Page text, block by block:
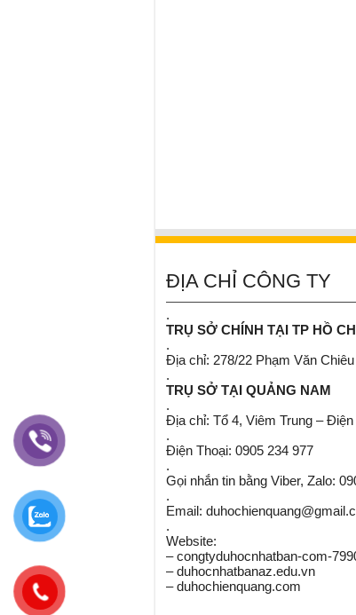
ĐỊA CHỈ CÔNG TY
.
TRỤ SỞ CHÍNH TẠI TP HỒ
.
Địa chỉ: 278/22 Phạm Văn
.
TRỤ SỞ TẠI QUẢNG NAM
.
Địa chỉ: Tổ 4, Viêm Trung –
.
Điện Thoại: 0905 234 977
.
Gọi nhắn tin bằng Viber, Zalo:
.
Email:
.
Website:
– congtyduhocnhatban-com-
– duhocnhatbanaz.edu.vn
– duhochienquang.com